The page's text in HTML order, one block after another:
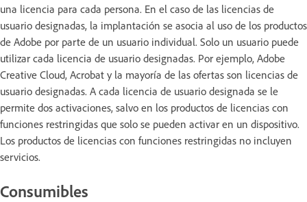
una licencia para cada persona. En el caso de las licencias de
usuario designadas, la implantación se asocia al uso de los productos
de Adobe por parte de un usuario individual. Solo un usuario puede
utilizar cada licencia de usuario designadas. Por ejemplo, Adobe
Creative Cloud, Acrobat y la mayoría de las ofertas son licencias de
usuario designadas. A cada licencia de usuario designada se le
permite dos activaciones, salvo en los productos de licencias con
funciones restringidas que solo se pueden activar en un dispositivo.
Los productos de licencias con funciones restringidas no incluyen
servicios.
Consumibles